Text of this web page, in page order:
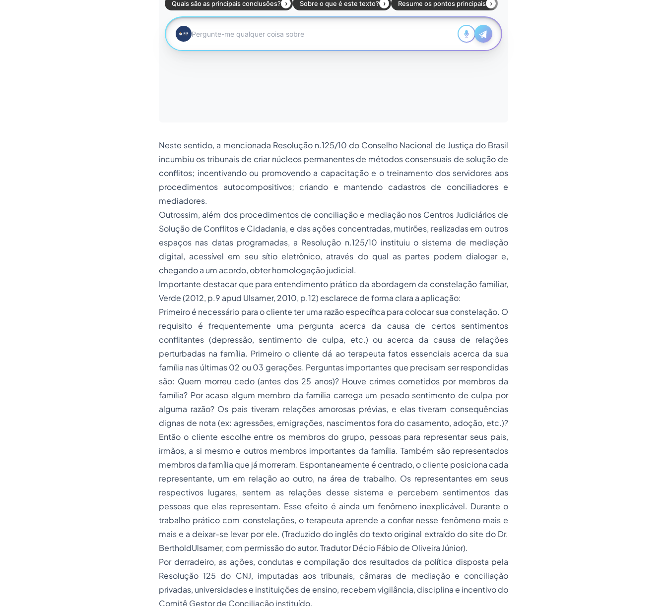
Neste sentido, a mencionada Resolução n.125/10 do Conselho Nacional de Justiça do Brasil
incumbiu os tribunais de criar núcleos permanentes de métodos consensuais de solução de
conflitos; incentivando ou promovendo a capacitação e o treinamento dos servidores aos
procedimentos autocompositivos; criando e mantendo cadastros de conciliadores e
mediadores.
Outrossim, além dos procedimentos de conciliação e mediação nos Centros Judiciários de
Solução de Conflitos e Cidadania, e das ações concentradas, mutirões, realizadas em outros
espaços nas datas programadas, a Resolução n.125/10 instituiu o sistema de mediação
digital, acessível em seu sítio eletrônico, através do qual as partes podem dialogar e,
chegando a um acordo, obter homologação judicial.
Importante destacar que para entendimento prático da abordagem da constelação familiar,
Verde (2012, p.9 apud Ulsamer, 2010, p.12) esclarece de forma clara a aplicação:
Primeiro é necessário para o cliente ter uma razão específica para colocar sua constelação. O
requisito é frequentemente uma pergunta acerca da causa de certos sentimentos
conflitantes (depressão, sentimento de culpa, etc.) ou acerca da causa de relações
perturbadas na família. Primeiro o cliente dá ao terapeuta fatos essenciais acerca da sua
família nas últimas 02 ou 03 gerações. Perguntas importantes que precisam ser respondidas
são: Quem morreu cedo (antes dos 25 anos)? Houve crimes cometidos por membros da
família? Por acaso algum membro da família carrega um pesado sentimento de culpa por
alguma razão? Os pais tiveram relações amorosas prévias, e elas tiveram consequências
dignas de nota (ex: agressões, emigrações, nascimentos fora do casamento, adoção, etc.)?
Então o cliente escolhe entre os membros do grupo, pessoas para representar seus pais,
irmãos, a si mesmo e outros membros importantes da família. Também são representados
membros da família que já morreram. Espontaneamente é centrado, o cliente posiciona cada
representante, um em relação ao outro, na área de trabalho. Os representantes em seus
respectivos lugares, sentem as relações desse sistema e percebem sentimentos das
pessoas que elas representam. Esse efeito é ainda um fenômeno inexplicável. Durante o
trabalho prático com constelações, o terapeuta aprende a confiar nesse fenômeno mais e
mais e a deixar-se levar por ele. (Traduzido do inglês do texto original extraído do site do Dr.
BertholdUlsamer, com permissão do autor. Tradutor Décio Fábio de Oliveira Júnior).
Por derradeiro, as ações, condutas e compilação dos resultados da política disposta pela
Resolução 125 do CNJ, imputadas aos tribunais, câmaras de mediação e conciliação
privadas, universidades e instituições de ensino, recebem vigilância, disciplina e incentivo do
Comitê Gestor de Conciliação instituído.